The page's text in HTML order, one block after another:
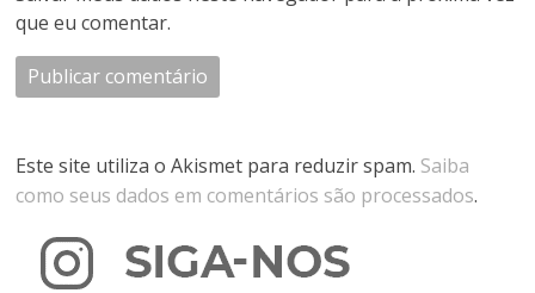
que eu comentar.
Este site utiliza o Akismet para reduzir spam. Saiba
como seus dados em comentários são processados.